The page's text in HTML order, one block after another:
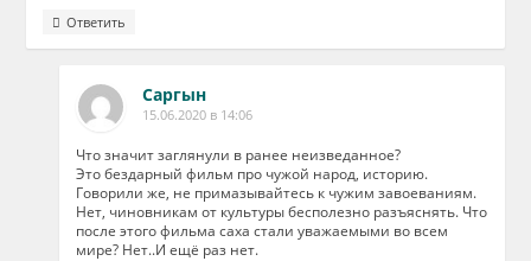
Ответить
Саргын
15.06.2020 в 14:06
Что значит заглянули в ранее неизведанное?
Это бездарный фильм про чужой народ, историю.
Говорили же, не примазывайтесь к чужим завоеваниям.
Нет, чиновникам от культуры бесполезно разъяснять. Что
после этого фильма саха стали уважаемыми во всем
мире? Нет..И ещё раз нет.